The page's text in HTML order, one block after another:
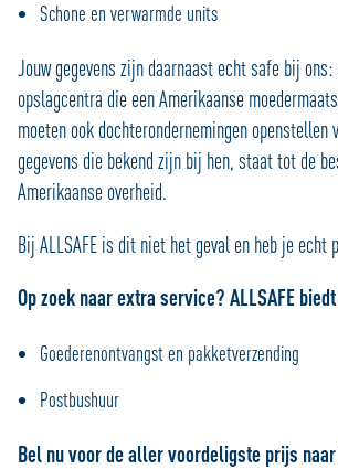
Schone en verwarmde units
Jouw gegevens zijn daarnaast echt safe bij
opslagcentra die een Amerikaanse
moeten ook dochterondernemingen openstellen
gegevens die bekend zijn bij hen, staat tot de
Amerikaanse overheid.
Bij ALLSAFE is dit niet het geval en heb je echt
Op zoek naar extra service? ALLSAFE
Goederenontvangst en pakketverzending
Postbushuur
Bel nu voor de aller voordeligste prijs